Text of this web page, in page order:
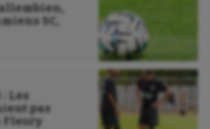
SC,
: Les
pas
Fleury